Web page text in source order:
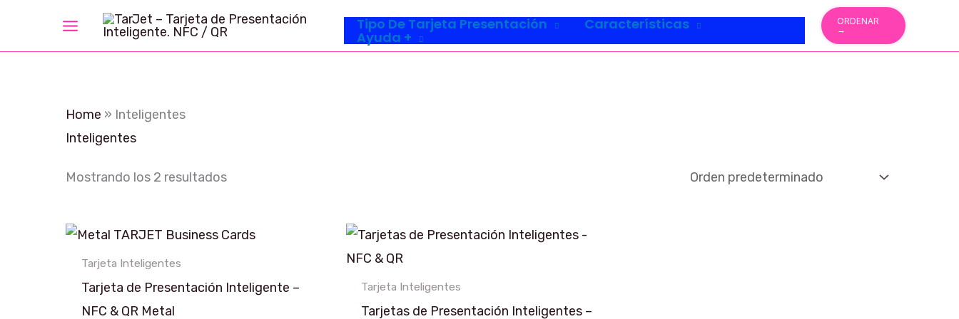
Tipo De Tarjeta Presentación Características
Ayuda +
ORDENAR
→
Home » Inteligentes
Inteligentes
Mostrando los 2 resultados
Tarjeta Inteligentes
Tarjeta de Presentación Inteligente –
NFC & QR Metal
Tarjeta Inteligentes
Tarjetas de Presentación Inteligentes –
Este
múltiples